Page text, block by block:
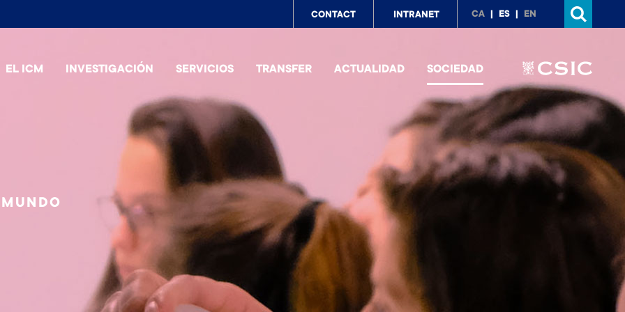
TopCONTACT INTRANET CA ES EN
EL ICM INVESTIGACIÓN SERVICIOS TRANSFER ACTUALIDAD SOCIEDAD